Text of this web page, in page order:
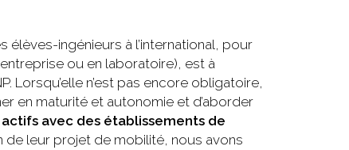
élèves-ingénieurs à l’international, pour
ou en laboratoire), est à
Lorsqu’elle n’est pas encore obligatoire,
en maturité et autonomie et d’aborder
avec des établissements de
de leur projet de mobilité, nous avons